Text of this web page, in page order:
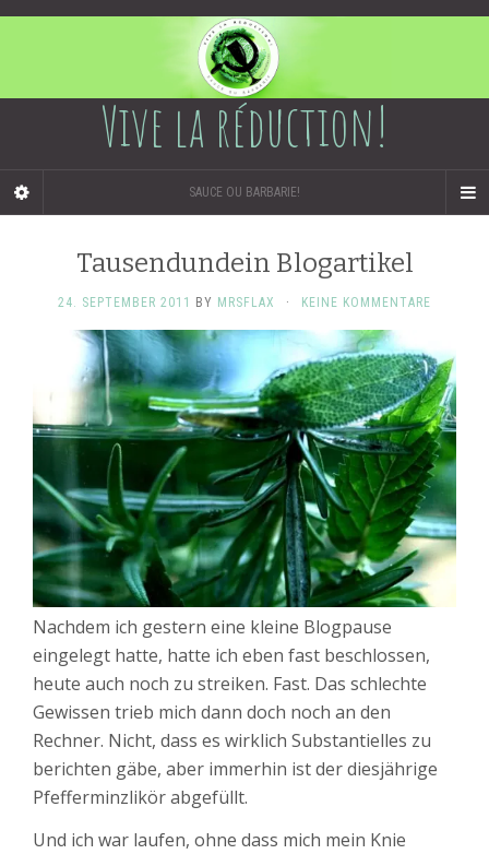
Vive la réduction!
SAUCE OU BARBARIE!
Tausendundein Blogartikel
24. SEPTEMBER 2011 BY MRSFLAX · KEINE KOMMENTARE
Nachdem ich gestern eine kleine Blogpause
eingelegt hatte, hatte ich eben fast beschlossen,
heute auch noch zu streiken. Fast. Das schlechte
Gewissen trieb mich dann doch noch an den
Rechner. Nicht, dass es wirklich Substantielles zu
berichten gäbe, aber immerhin ist der diesjährige
Pfefferminzlikör abgefüllt.
Und ich war laufen, ohne dass mich mein Knie